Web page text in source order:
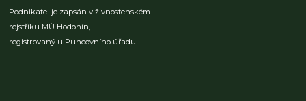
Podnikatel je zapsán v živnostenském
rejstříku MÚ Hodonín,
registrovaný u Puncovního úřadu.